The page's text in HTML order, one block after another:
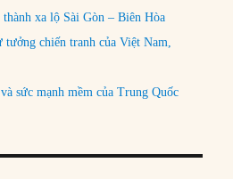
xa lộ Sài Gòn – Biên Hòa
chiến tranh của Việt Nam,
sức mạnh mềm của Trung Quốc